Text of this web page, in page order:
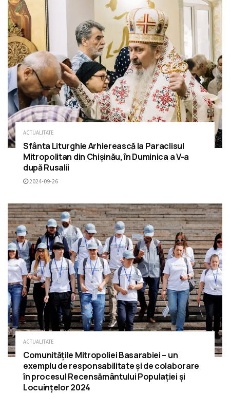
ACTUALITATE
Sfânta Liturghie Arhierească la Paraclisul
Mitropolitan din Chișinău, în Duminica a V-a
după Rusalii
2024-09-26
ACTUALITATE
Comunitățile Mitropoliei Basarabiei – un
exemplu de responsabilitate și de colaborare
în procesul Recensământului Populației și
Locuințelor 2024